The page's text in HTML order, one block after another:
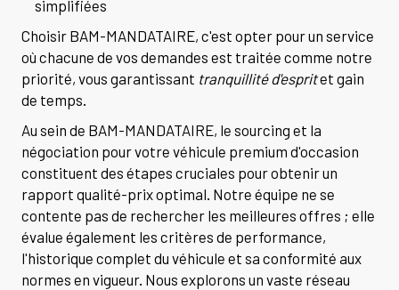
simplifiées
Choisir BAM-MANDATAIRE, c'est opter pour un service
où chacune de vos demandes est traitée comme notre
priorité, vous garantissant tranquillité d'espritet gain
de temps.
Au sein de BAM-MANDATAIRE, le sourcing et la
négociation pour votre véhicule premium d'occasion
constituent des étapes cruciales pour obtenir un
rapport qualité-prix optimal. Notre équipe ne se
contente pas de rechercher les meilleures offres ; elle
évalue également les critères de performance,
l'historique complet du véhicule et sa conformité aux
normes en vigueur. Nous explorons un vaste réseau